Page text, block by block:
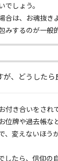
しょう。
合は、お魂抜き
みするのが一般
、どうしたら
付き合いをされ
位牌や過去帳な
、変えないほう
したら、信仰の